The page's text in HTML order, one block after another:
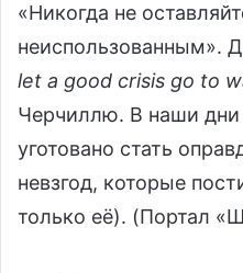
«Никогда не
неиспользованным».
let a good crisis go to
Черчиллю. В наши дни
уготовано стать
невзгод, которые
только её). (Портал